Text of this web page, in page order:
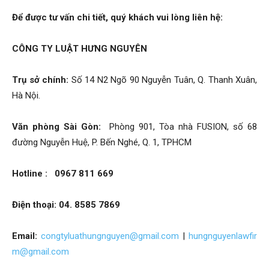
Để được tư vấn chi tiết, quý khách vui lòng liên hệ:
CÔNG TY LUẬT HƯNG NGUYÊN
Trụ sở chính: Số 14 N2 Ngõ 90 Nguyễn Tuân, Q. Thanh Xuân,
Hà Nội.
Văn phòng Sài Gòn: Phòng 901, Tòa nhà FUSION, số 68
đường Nguyễn Huệ, P. Bến Nghé, Q. 1, TPHCM
Hotline : 0967 811 669
Điện thoại: 04. 8585 7869
Email: congtyluathungnguyen@gmail.com | hungnguyenlawfir
m@gmail.com